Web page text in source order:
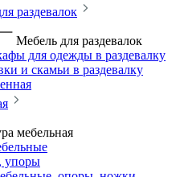
раздевалок
Мебель для раздевалок
для одежды в раздевалку
и скамьи в раздевалку
мебельная
упоры